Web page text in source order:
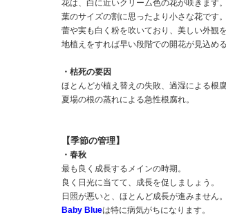
花は、白に近いクリーム色の花が咲きます。
葉のサイズの割に思ったより小さな花です。
蕾や実も白く粉を吹いており、美しい外観
地植えをすれば早い段階での開花が見込める
・枯死の要因
ほとんどが植え替えの失敗、過湿による根腐
夏場の根の蒸れによる急性根腐れ。
【季節の管理】
・春秋
最も良く成長するメインの時期。
良く日光に当てて、成長を促しましょう。
日照が悪いと、ほとんど成長が進みません。
Baby Blueは特に病気がちになります。